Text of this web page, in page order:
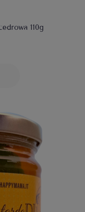
110g